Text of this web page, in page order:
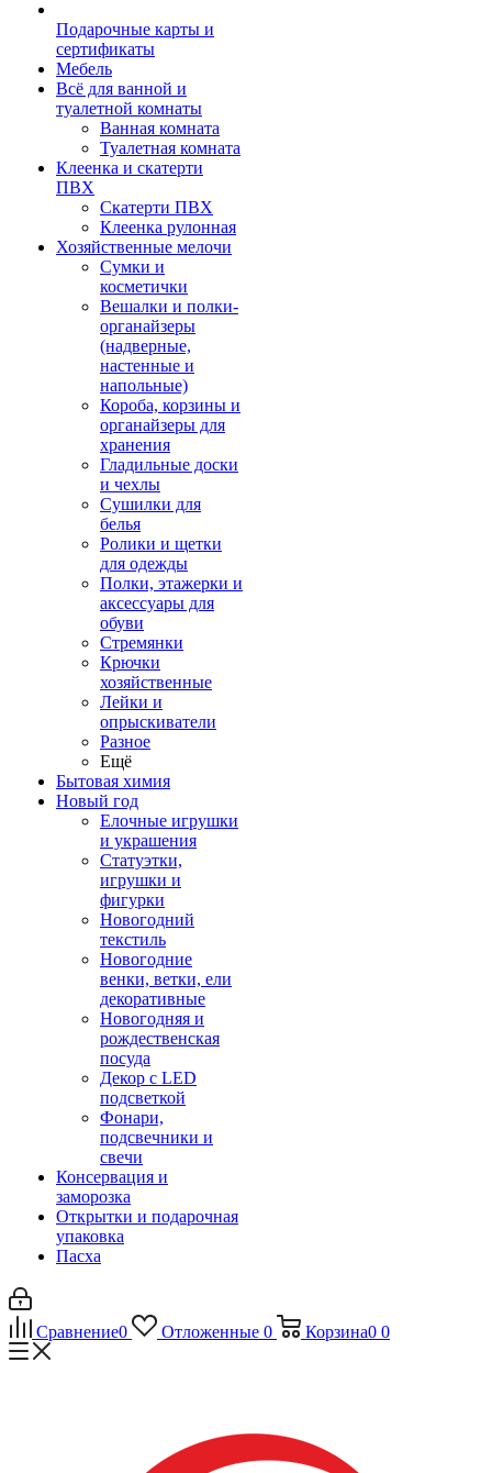
Подарочные карты и
сертификаты
Мебель
Всё для ванной и
туалетной комнаты
Ванная комната
Туалетная комната
Клеенка и скатерти
ПВХ
Скатерти ПВХ
Клеенка рулонная
Хозяйственные мелочи
Сумки и
косметички
Вешалки и полки-
органайзеры
(надверные,
настенные и
напольные)
Короба, корзины и
органайзеры для
хранения
Гладильные доски
и чехлы
Сушилки для
белья
Ролики и щетки
для одежды
Полки, этажерки и
аксессуары для
обуви
Стремянки
Крючки
хозяйственные
Лейки и
опрыскиватели
Разное
Ещё
Бытовая химия
Новый год
Елочные игрушки
и украшения
Статуэтки,
игрушки и
фигурки
Новогодний
текстиль
Новогодние
венки, ветки, ели
декоративные
Новогодняя и
рождественская
посуда
Декор с LED
подсветкой
Фонари,
подсвечники и
свечи
Консервация и
заморозка
Открытки и подарочная
упаковка
Пасха
Сравнение0 Отложенные 0 Корзина0 0